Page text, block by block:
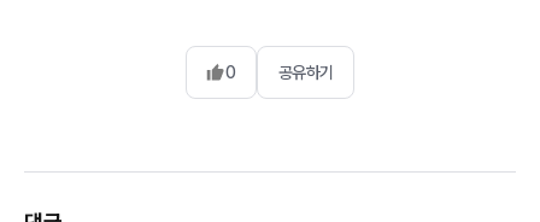
0 공유하기